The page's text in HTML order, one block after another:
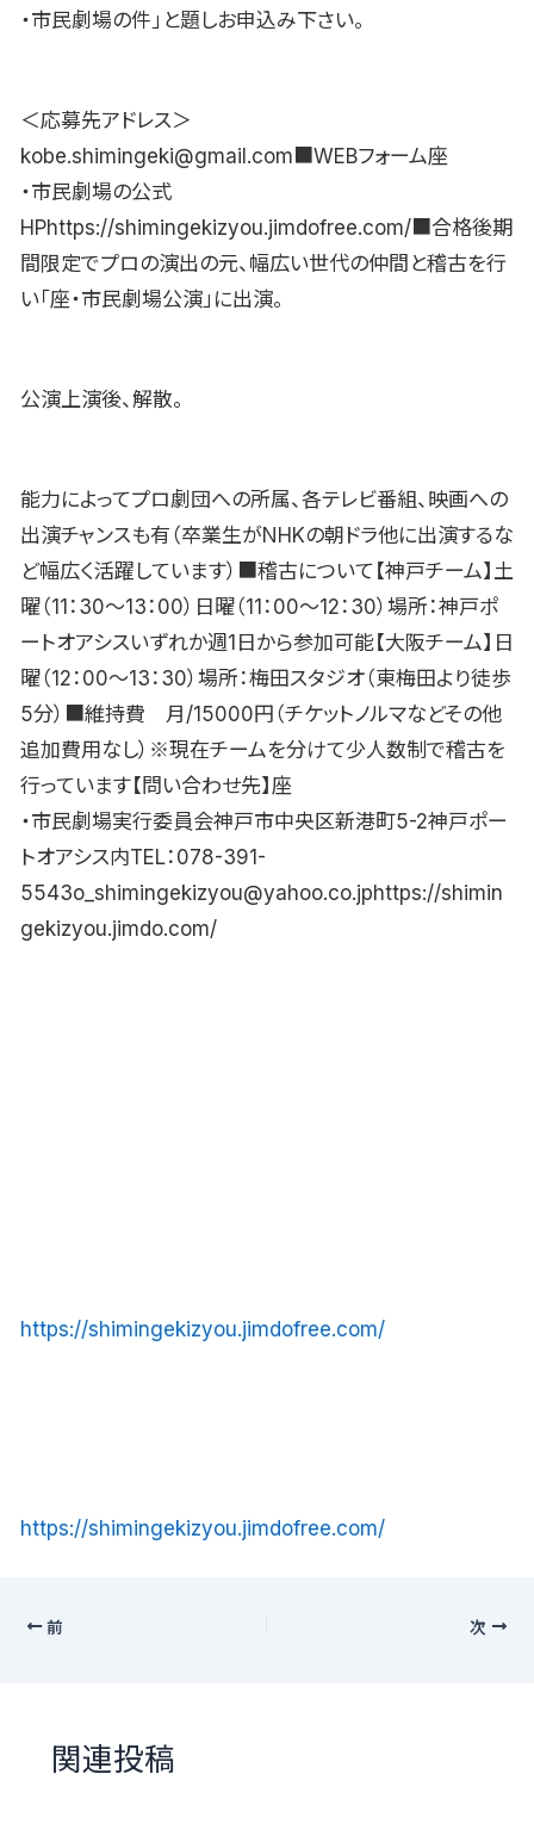
・市民劇場の件」と題しお申込み下さい。
＜応募先アドレス＞
kobe.shimingeki@gmail.com■WEBフォーム座
・市民劇場の公式
HPhttps://shimingekizyou.jimdofree.com/■合格後期
間限定でプロの演出の元、幅広い世代の仲間と稽古を行
い「座・市民劇場公演」に出演。
公演上演後、解散。
能力によってプロ劇団への所属、各テレビ番組、映画への
出演チャンスも有（卒業生がNHKの朝ドラ他に出演するな
ど幅広く活躍しています）■稽古について【神戸チーム】土
曜（11：30〜13：00）日曜（11：00〜12：30）場所：神戸ポ
ートオアシスいずれか週1日から参加可能【大阪チーム】日
曜（12：00〜13：30）場所：梅田スタジオ（東梅田より徒歩
5分）■維持費 月/15000円（チケットノルマなどその他
追加費用なし）※現在チームを分けて少人数制で稽古を
行っています【問い合わせ先】座
・市民劇場実行委員会神戸市中央区新港町5-2神戸ポー
トオアシス内TEL：078-391-
5543o_shimingekizyou@yahoo.co.jphttps://shimin
gekizyou.jimdo.com/
https://shimingekizyou.jimdofree.com/
https://shimingekizyou.jimdofree.com/
前 次
関連投稿